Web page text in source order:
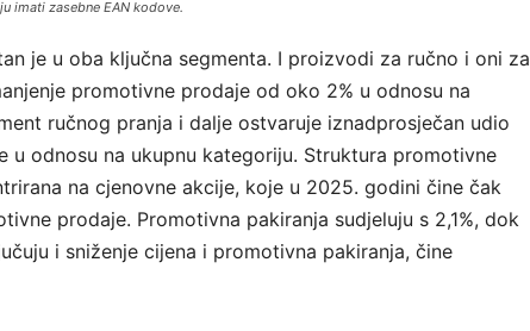
imati zasebne EAN kodove.
je u oba ključna segmenta. I proizvodi za ručno i oni za
promotivne prodaje od oko 2% u odnosu na
ručnog pranja i dalje ostvaruje iznadprosječan udio
u odnosu na ukupnu kategoriju. Struktura promotivne
na cjenovne akcije, koje u 2025. godini čine čak
prodaje. Promotivna pakiranja sudjeluju s 2,1%, dok
i sniženje cijena i promotivna pakiranja, čine